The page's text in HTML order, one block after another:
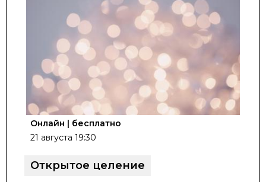
Онлайн | бесплатно
21 августа 19:30
Открытое целение